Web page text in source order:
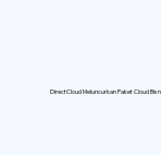
DirectCloud Meluncurkan Paket Cloud